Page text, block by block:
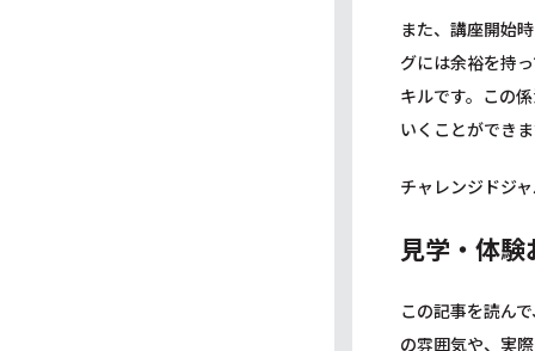
また、講座開始
グには余裕を持
キルです。この
いくことができ
チャレンジドジ
見学・体験
この記事を読ん
の雰囲気や、実